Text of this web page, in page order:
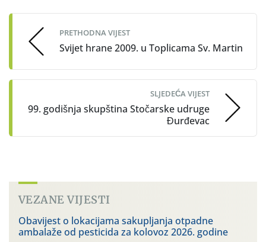
navigation
PRETHODNA VIJEST
Svijet hrane 2009. u Toplicama Sv. Martin
SLJEDEĆA VIJEST
99. godišnja skupština Stočarske udruge
Đurđevac
VEZANE VIJESTI
Obavijest o lokacijama sakupljanja otpadne
ambalaže od pesticida za kolovoz 2026. godine